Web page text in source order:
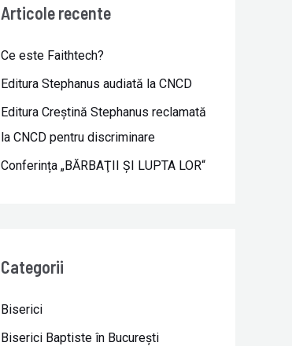
Articole recente
Ce este Faithtech?
Editura Stephanus audiată la CNCD
Editura Creștină Stephanus reclamată
la CNCD pentru discriminare
Conferința „BĂRBAŢII ŞI LUPTA LOR“
Categorii
Biserici
Biserici Baptiste în Bucureşti